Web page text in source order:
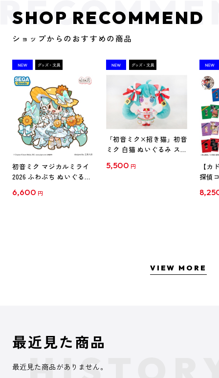
SHOP RECOMMEND
ショップからのおすすめの商品
初音ミク マジカルミライ
2026 ふわぷち ぬいぐるみ
6,600 円
「初音ミク×招き猫」初音
ミク 白猫 ぬいぐるみ スタ
5,500 円
【カ
探偵
クリ
VIEW MORE
最近見た商品
最近見た商品がありません。